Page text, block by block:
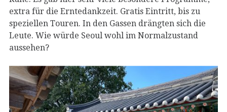
extra für die Erntedankzeit. Gratis Eintritt, bis zu
speziellen Touren. In den Gassen drängten sich die
Leute. Wie würde Seoul wohl im Normalzustand
aussehen?